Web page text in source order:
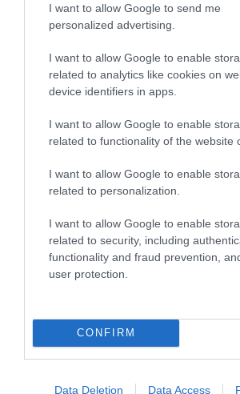
I want to allow Google to send me
personalized advertising.
I want to allow Google to enable
related to analytics like cookies on
device identifiers in apps.
I want to allow Google to enable
related to functionality of the website
I want to allow Google to enable
related to personalization.
I want to allow Google to enable
related to security, including
functionality and fraud prevention,
user protection.
CONFIRM
Data Deletion Data Access
ΡΟΗ ΕΙΔΗΣΕΩΝ
Το χρηματοδοτούμενο
από την ΕΕ έργο “The
ενισχύει την ασφάλεια
των παιδιών στο
διαδίκτυο
31.07.2026
ΑΑΔΕ: Διευκρινίσεις
για τα πρόστιμα σε
παραβάσεις που
αφορούν τους ΦΗΜ
Τεχνητή Νοημοσύνη
δεν είναι απλώς μια
νέα τεχνολογία, είναι
επανάσταση»
31.07.2026